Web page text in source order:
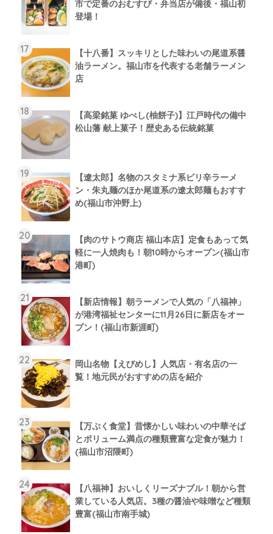
市で定番のおむすび・弁当店が備後・福山初
登場！
【十八番】スッキリとした味わいの尾道系醤
油ラーメン。福山市を代表する老舗ラーメン
店
【高梁銘菓 ゆべし(柚餅子)】江戸時代の備中
松山藩 献上菓子！歴史ある伝統銘菓
【遼太郎】名物のスタミナ系ピリ辛ラーメ
ン・朱丸麺のほか尾道系の遼太郎麺もおすす
め(福山市沖野上)
【肉のサトウ商店 福山本店】定食もあって気
軽に一人焼肉も！朝10時からオープン(福山市
港町)
【新店情報】朝ラーメンで人気の「八福神」
が港湾福祉センターに11月26日に新店をオー
プン！(福山市新涯町)
岡山名物【えびめし】人気店・有名店の一
覧！地元民がおすすめの店を紹介
【万ぷく食堂】昔懐かしい味わいの中華そば
とボリューム満点の種類豊富な定食が魅力！
(福山市沼隈町)
【八福神】おいしくリーズナブル！朝から営
業している人気店。3種の醤油や味噌など種類
豊富(福山市南手城)